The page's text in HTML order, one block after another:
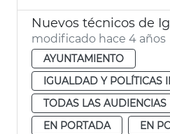
Nuevos técnicos de
modificado hace 4 años
AYUNTAMIENTO
IGUALDAD Y POLÍTICAS
TODAS LAS AUDIENCIAS
EN PORTADA
EN